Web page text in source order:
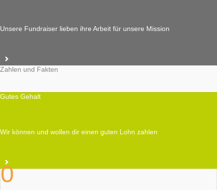
Unsere Fundraiser lieben ihre Arbeit für unsere Mission
Zahlen und Fakten
Gutes Gehalt
Wir können und wollen dir einen guten Lohn zahlen
0